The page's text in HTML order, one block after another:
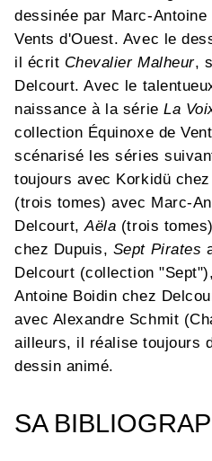
dessinée par Marc-
Vents d'Ouest. Avec le
il écrit Chevalier Malheur,
Delcourt. Avec le
naissance à la sérieLa
collection Équinoxe de
scénarisé les séries
toujours avec Korkidü
(trois tomes) avec Marc-
Delcourt,Aëla (trois
chez Dupuis, Sept Pirates
Delcourt (collection "Sept"),
Antoine Boidin chez
avec Alexandre Schmit
ailleurs, il réalise toujours
dessin animé.
SA